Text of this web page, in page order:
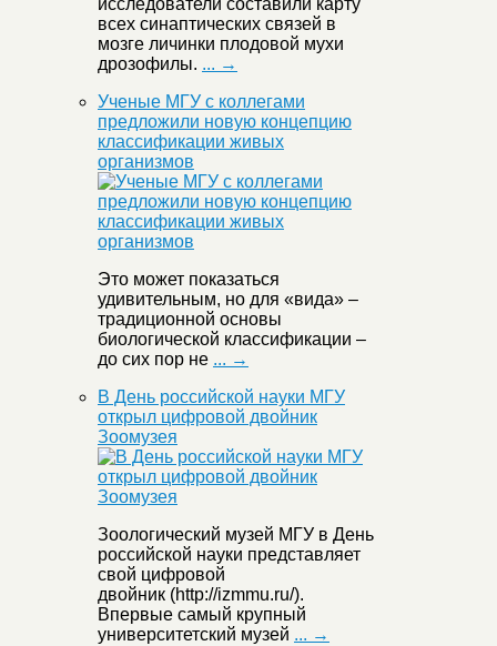
исследователи составили карту
всех синаптических связей в
мозге личинки плодовой мухи
дрозофилы. ... →
Ученые МГУ с коллегами
предложили новую концепцию
классификации живых
организмов
Это может показаться
удивительным, но для «вида» –
традиционной основы
биологической классификации –
до сих пор не ... →
В День российской науки МГУ
открыл цифровой двойник
Зоомузея
Зоологический музей МГУ в День
российской науки представляет
свой цифровой
двойник (http://izmmu.ru/).
Впервые самый крупный
университетский музей ... →